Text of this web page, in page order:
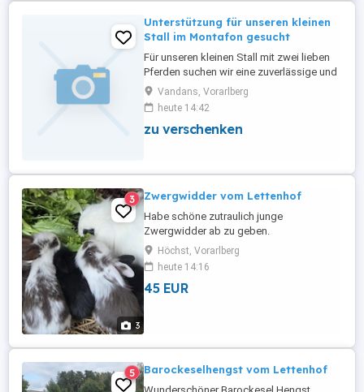
Unterstützung für unseren kleinen
Stall im Montafon gesucht
Für unseren kleinen Stall mit zwei lieben
Pferden suchen wir eine zuverlässige und
pferdebegeisterte Person, die uns an zwei
Tagen pro Woche bei der Stallarbeit
unterstützt bevorzugt dienstags,
mittwochs oder donnerstags. Die tägliche
Vandans, Vorarlberg
heute 14:42
zu verschenken
3
3 Zwergwidder vom Lettenhof
Habe schöne zutraulich junge
Zwergwidder ab zu geben.
Höchst, Vorarlberg
heute 14:16
45 EUR
5 Barockeselhengst vom Lettenhof